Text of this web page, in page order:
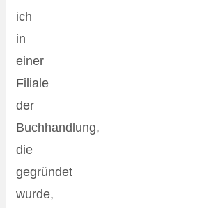
ich
in
einer
Filiale
der
Buchhandlung,
die
gegründet
wurde,